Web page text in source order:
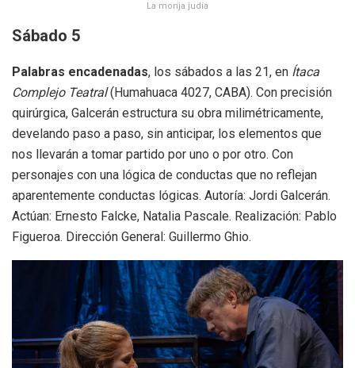
La monja judía
Sábado 5
Palabras encadenadas, los sábados a las 21, en Ítaca
Complejo Teatral(Humahuaca 4027, CABA). Con precisión
quirúrgica, Galcerán estructura su obra milimétricamente,
develando paso a paso, sin anticipar, los elementos que
nos llevarán a tomar partido por uno o por otro. Con
personajes con una lógica de conductas que no reflejan
aparentemente conductas lógicas. Autoría: Jordi Galcerán.
Actúan: Ernesto Falcke, Natalia Pascale. Realización: Pablo
Figueroa. Dirección General: Guillermo Ghio.